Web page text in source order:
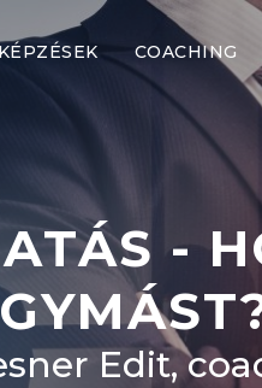
COACHING
-
Edit,